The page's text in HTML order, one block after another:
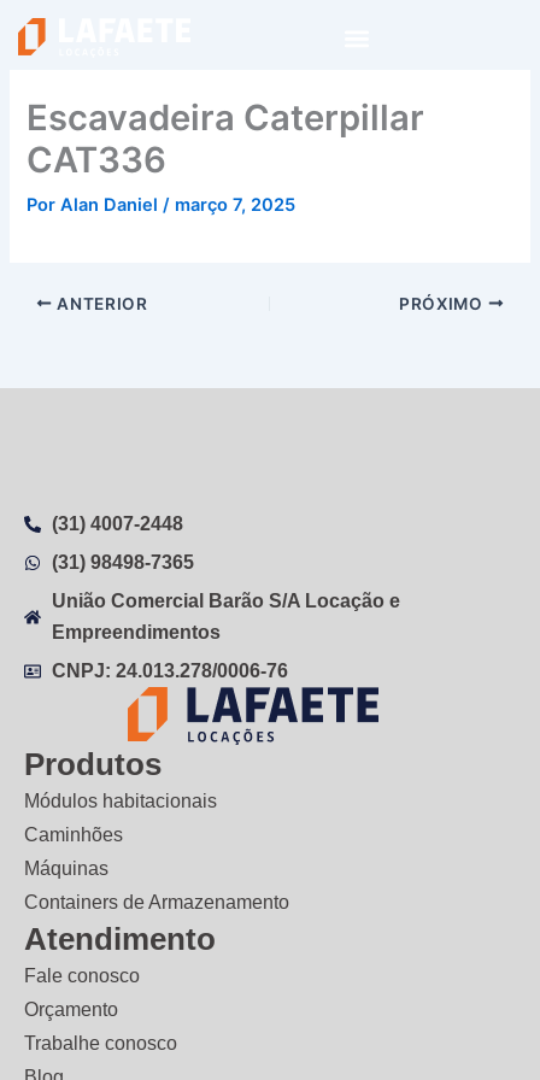
conteúdo
Escavadeira Caterpillar
CAT336
PorAlan Daniel/ março 7, 2025
ANTERIOR PRÓXIMO
(31) 4007-2448
(31) 98498-7365
União Comercial Barão S/A Locação e
Empreendimentos
CNPJ: 24.013.278/0006-76
Produtos
Módulos habitacionais
Caminhões
Máquinas
Containers de Armazenamento
Atendimento
Fale conosco
Orçamento
Trabalhe conosco